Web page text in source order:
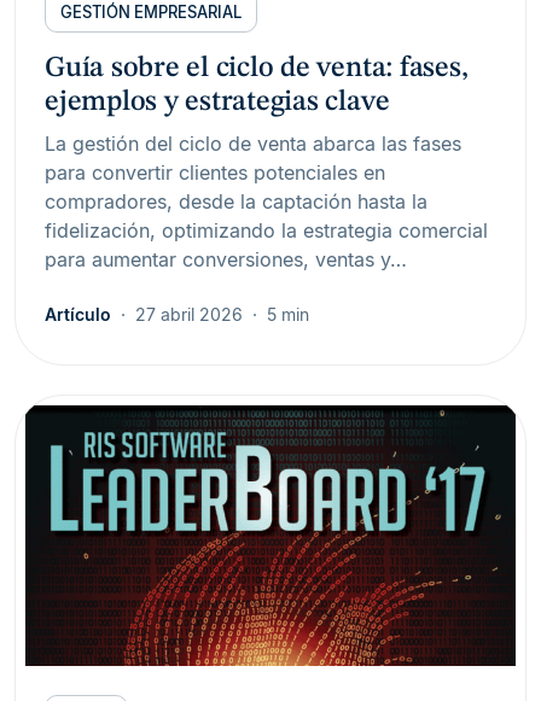
GESTIÓN EMPRESARIAL
Guía sobre el ciclo de venta: fases,
ejemplos y estrategias clave
La gestión del ciclo de venta abarca las fases
para convertir clientes potenciales en
compradores, desde la captación hasta la
fidelización, optimizando la estrategia comercial
para aumentar conversiones, ventas y…
Artículo 27 abril 2026 5 min